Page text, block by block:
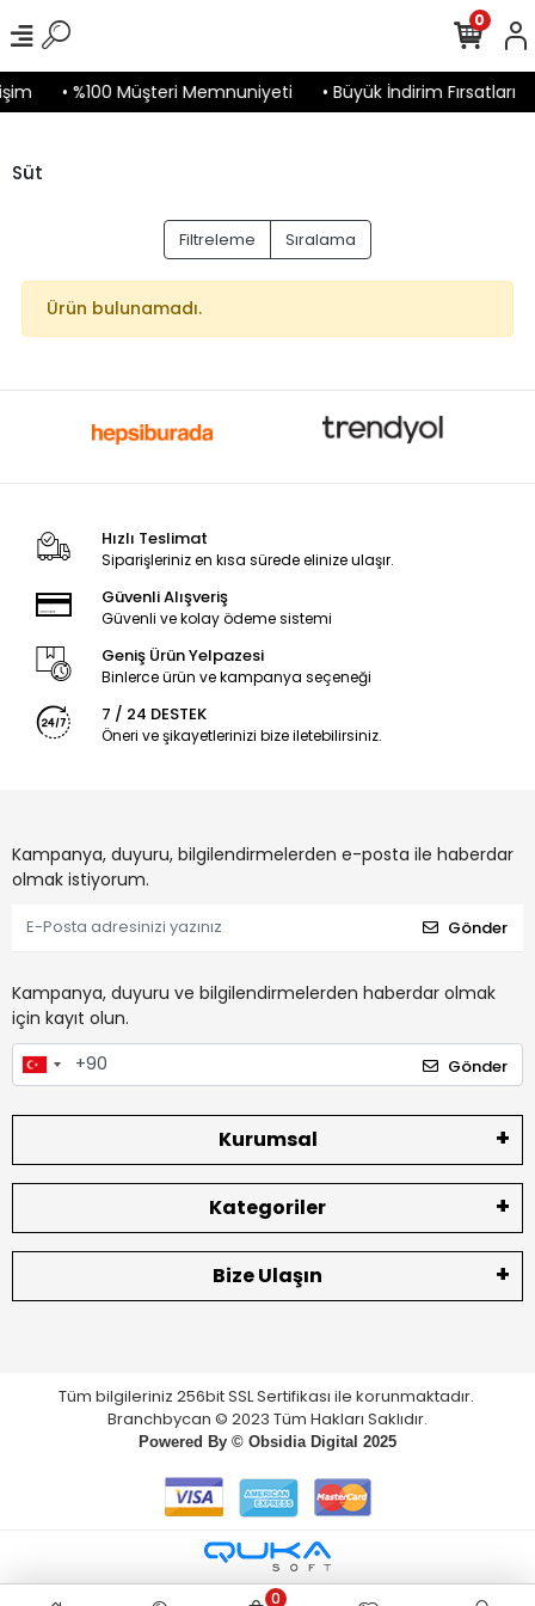
• %100 Müşteri Memnuniyeti • Büyük İndirim Fırsatları
0
Süt
Filtreleme Sıralama
Ürün bulunamadı.
Hızlı Teslimat
Siparişleriniz en kısa sürede elinize ulaşır.
Güvenli Alışveriş
Güvenli ve kolay ödeme sistemi
Geniş Ürün Yelpazesi
Binlerce ürün ve kampanya seçeneği
7 / 24 DESTEK
Öneri ve şikayetlerinizi bize iletebilirsiniz.
Kampanya, duyuru, bilgilendirmelerden e-posta ile haberdar
olmak istiyorum.
Gönder
Kampanya, duyuru ve bilgilendirmelerden haberdar olmak
için kayıt olun.
Gönder
Kurumsal
Kategoriler
Bize Ulaşın
Tüm bilgileriniz 256bit SSL Sertifikası ile korunmaktadır.
Branchbycan © 2023 Tüm Hakları Saklıdır.
Powered By © Obsidia Digital 2025
0